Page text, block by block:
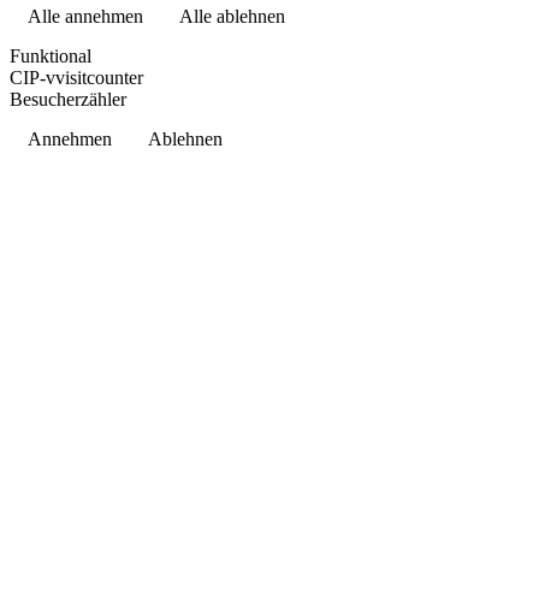
Alle annehmen
Alle ablehnen
Funktional
CIP-vvisitcounter
Besucherzähler
Annehmen
Ablehnen